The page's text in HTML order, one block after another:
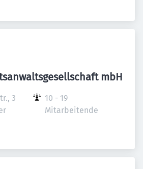
mbH
3
10 - 19
Mitarbeitende